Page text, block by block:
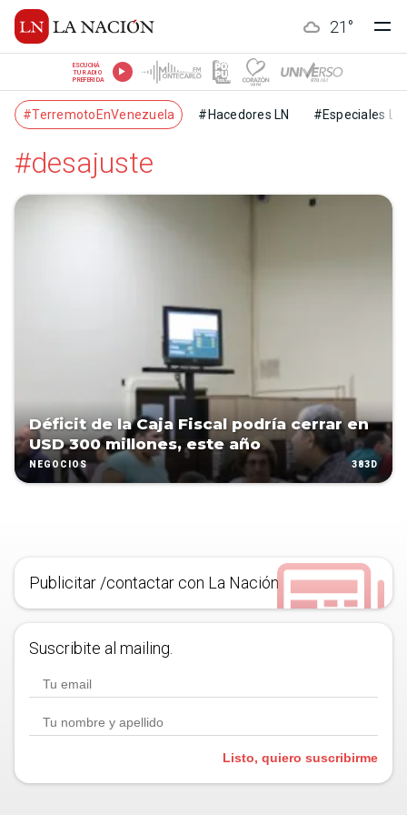
21 °
ESCUCHÁ
TU RADIO
PREFERIDA
#TerremotoEnVenezuela #Hacedores LN #Especiales LN
#desajuste
Déficit de la Caja Fiscal podría cerrar en
USD 300 millones, este año
NEGOCIOS 383D
Publicitar /contactar con La Nación
Suscribite al mailing.
Listo, quiero suscribirme